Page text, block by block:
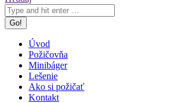
Úvod
Požičovňa
Minibáger
Lešenie
Ako si požičať
Kontakt